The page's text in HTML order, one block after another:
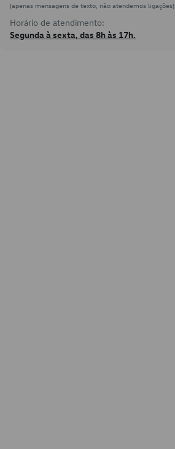
(apenas mensagens de texto, não atendemos ligações)
Horário de atendimento:
Segunda à sexta, das 8h às 17h.